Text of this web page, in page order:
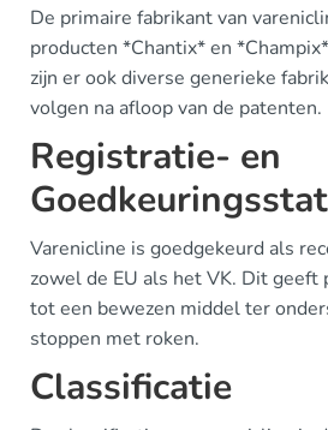
De primaire fabrikant van
producten *Chantix* en
zijn er ook diverse generieke
volgen na afloop van de patenten.
Registratie- en
Varenicline is goedgekeurd als
zowel de EU als het VK. Dit geeft
tot een bewezen middel ter
stoppen met roken.
Classificatie